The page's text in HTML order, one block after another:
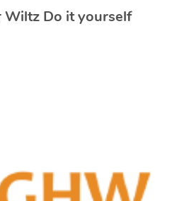
Wiltz Do it yourself